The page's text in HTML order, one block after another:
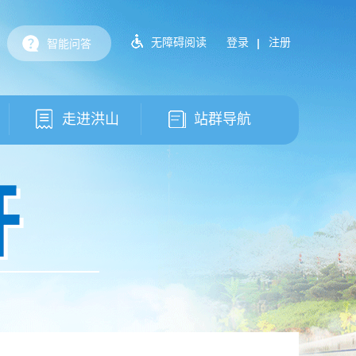
无障碍阅读 登录 注册
智能问答
走进洪山 站群导航